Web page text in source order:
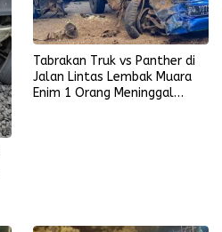
Tabrakan Truk vs Panther di
Jalan Lintas Lembak Muara
Enim 1 Orang Meninggal